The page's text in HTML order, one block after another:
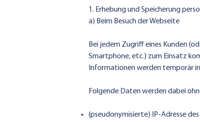
1. Erhebung und Speicherung
a) Beim Besuch der Webseite
Bei jedem Zugriff eines Kunden
Smartphone, etc.) zum Einsatz
Informationen werden temporär
Folgende Daten werden dabei
(pseudonymisierte) IP-Adresse